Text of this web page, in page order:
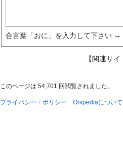
合言葉「おに」を入力して下さい →
【関連サイ
このページは 54,701 回閲覧されました。
プライバシー・ポリシー Onipediaについて